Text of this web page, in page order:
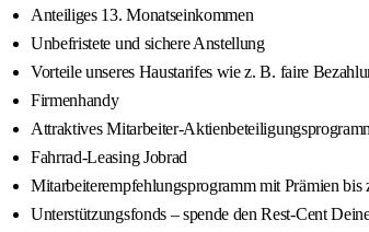
Anteiliges 13. Monatseinkommen
Unbefristete und sichere Anstellung
Vorteile unseres Haustarifes wie z. B. faire
Firmenhandy
Attraktives Mitarbeiter-
Fahrrad-Leasing Jobrad
Mitarbeiterempfehlungsprogramm mit Prämien bis
Unterstützungsfonds – spende den Rest-Cent